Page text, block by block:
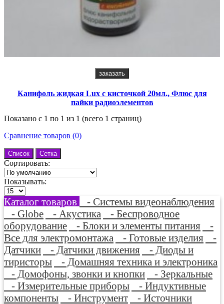
заказать
Канифоль жидкая Lux с кисточкой 20мл., Флюс для
пайки радиоэлементов
Показано с 1 по 1 из 1 (всего 1 страниц)
Сравнение товаров (0)
Список Сетка
Сортировать:
Показывать:
Каталог товаров
- Системы видеонаблюдения
- Globe
- Акустика
- Беспроводное
оборудование
- Блоки и элементы питания
-
Все для электромонтажа
- Готовые изделия
-
Датчики
- Датчики движения
- Диоды и
тиристоры
- Домашняя техника и электроника
- Домофоны, звонки и кнопки
- Зеркальные
- Измерительные приборы
- Индуктивные
компоненты
- Инструмент
- Источники